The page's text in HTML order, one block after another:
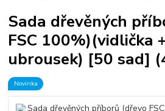
Sada dřevěných
FSC 100%)(vidlička
ubrousek) [50 sad]
Novinka